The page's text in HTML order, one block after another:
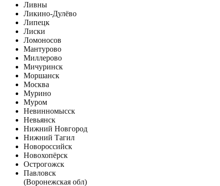
Ливны
Ликино-Дулёво
Липецк
Лиски
Ломоносов
Мантурово
Миллерово
Мичуринск
Моршанск
Москва
Мурино
Муром
Невинномысск
Невьянск
Нижний Новгород
Нижний Тагил
Новороссийск
Новохопёрск
Острогожск
Павловск
(Воронежская обл)